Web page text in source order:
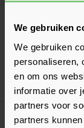
We gebruiken
We gebruiken
personaliseren,
en om ons
informatie over
partners voor
partners